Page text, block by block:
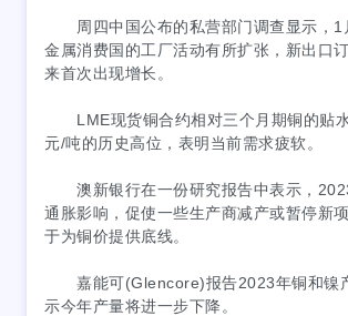
周四中国公布的私营部门调查显示，1
金属消费国的工厂活动有所扩张，新出口
来首次出现增长。
LME现货铜合约相对三个月期铜的贴
元/吨的历史高位，表明当前需求疲软。
澳新银行在一份研究报告中表示，
通胀影响，促使一些生产商减产或暂停新
于为铜价提供底线。
嘉能可(Glencore)报告2023年铜和镍
示今年产量将进一步下降。